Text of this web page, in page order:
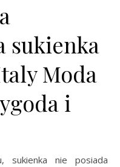
sukienka
Moda
i
sukienka nie posiada